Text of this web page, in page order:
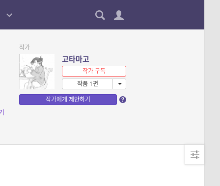
작가
고타마고
작가 구독
작품 1편
작가에게 제안하기